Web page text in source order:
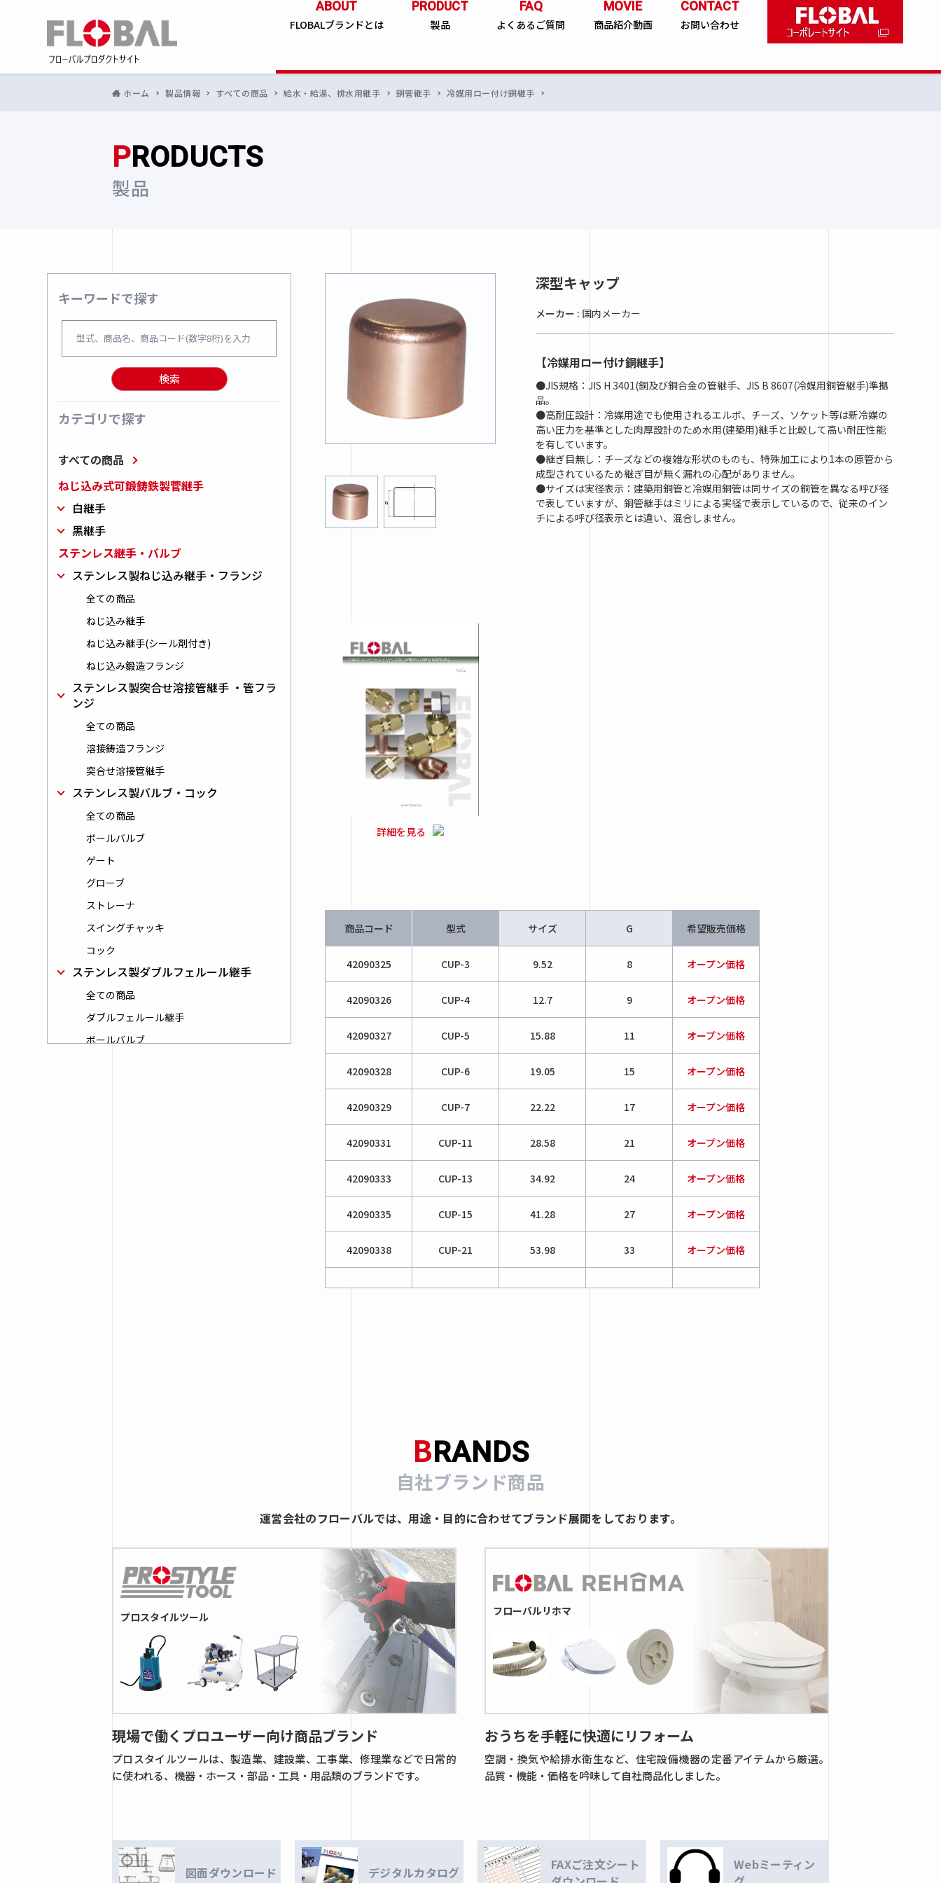
ABOUT
FLOBALブランドとは
PRODUCT
製品
FAQ
よくあるご質問
MOVIE
商品紹介動画
CONTACT
お問い合わせ
ホーム 製品情報 すべての商品 給水・給湯、排水用継手 銅管継手 冷媒用ロー付け銅継手
PRODUCTS
製品
詳細を見る
深型キャップ
メーカー : 国内メーカー
【冷媒用ロー付け銅継手】
●JIS規格：JIS H 3401(銅及び銅合金の管継手、JIS B 8607(冷媒用銅管継手)準拠
品。
●高耐圧設計：冷媒用途でも使用されるエルボ、チーズ、ソケット等は新冷媒の
高い圧力を基準とした肉厚設計のため水用(建築用)継手と比較して高い耐圧性能
を有しています。
●継ぎ目無し：チーズなどの複雑な形状のものも、特殊加工により1本の原管から
成型されているため継ぎ目が無く漏れの心配がありません。
●サイズは実径表示：建築用銅管と冷媒用銅管は同サイズの銅管を異なる呼び径
で表していますが、銅管継手はミリによる実径で表示しているので、従来のイン
チによる呼び径表示とは違い、混合しません。
商品コード 型式 サイズ G 希望販売価格
42090325 CUP-3 9.52 8 オープン価格
42090326 CUP-4 12.7 9 オープン価格
42090327 CUP-5 15.88 11 オープン価格
42090328 CUP-6 19.05 15 オープン価格
42090329 CUP-7 22.22 17 オープン価格
42090331 CUP-11 28.58 21 オープン価格
42090333 CUP-13 34.92 24 オープン価格
42090335 CUP-15 41.28 27 オープン価格
42090338 CUP-21 53.98 33 オープン価格
キーワードで探す
検索
カテゴリで探す
すべての商品
ねじ込み式可鍛鋳鉄製菅継手
白継手
黒継手
ステンレス継手・バルブ
ステンレス製ねじ込み継手・フランジ
全ての商品
ねじ込み継手
ねじ込み継手(シール剤付き)
ねじ込み鍛造フランジ
ステンレス製突合せ溶接管継手 ・管フラ
ンジ
全ての商品
溶接鋳造フランジ
突合せ溶接管継手
ステンレス製バルブ・コック
全ての商品
ボールバルブ
ゲート
グローブ
ストレーナ
スイングチャッキ
コック
ステンレス製ダブルフェルール継手
全ての商品
ダブルフェルール継手
ボールバルブ
リングジョイント ・フレアージョイント
全ての商品
リングジョイント
フレアージョイント(一般機械用)
黄銅製ねじ込み継手
黄銅製ねじ込み継手
黄銅製バルブ
全ての商品
ボールバルブ
ゲート
ニードルバルブ
銅管用くい込み継手
BRANDS
自社ブランド商品
運営会社のフローバルでは、用途・目的に合わせてブランド展開をしております。
プロスタイルツール
現場で働くプロユーザー向け商品ブランド
プロスタイルツールは、製造業、建設業、工事業、修理業などで日常的
に使われる、機器・ホース・部品・工具・用品類のブランドです。
フローバルリホマ
おうちを手軽に快適にリフォーム
空調・換気や給排水衛生など、住宅設備機器の定番アイテムから厳選。
品質・機能・価格を吟味して自社商品化しました。
図面ダウンロード デジタルカタログ
FAXご注文シート
Webミーティン